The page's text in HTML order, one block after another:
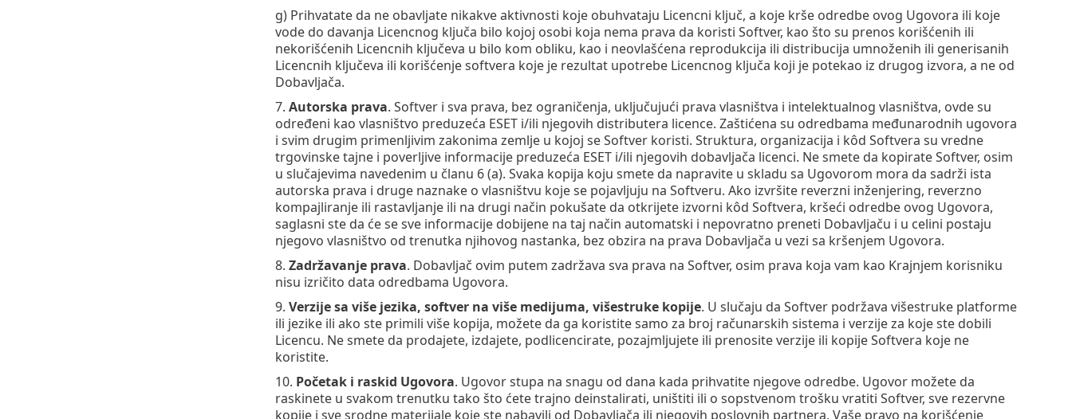
g) Prihvatate da ne obavljate nikakve aktivnosti koje obuhvataju Licencni ključ, a koje krše odredbe ovog Ugovora ili koje
vode do davanja Licencnog ključa bilo kojoj osobi koja nema prava da koristi Softver, kao što su prenos korišćenih ili
nekorišćenih Licencnih ključeva u bilo kom obliku, kao i neovlašćena reprodukcija ili distribucija umnoženih ili generisanih
Licencnih ključeva ili korišćenje softvera koje je rezultat upotrebe Licencnog ključa koji je potekao iz drugog izvora, a ne od
Dobavljača.
7. Autorska prava. Softver i sva prava, bez ograničenja, uključujući prava vlasništva i intelektualnog vlasništva, ovde su
određeni kao vlasništvo preduzeća ESET i/ili njegovih distributera licence. Zaštićena su odredbama međunarodnih ugovora
i svim drugim primenljivim zakonima zemlje u kojoj se Softver koristi. Struktura, organizacija i kôd Softvera su vredne
trgovinske tajne i poverljive informacije preduzeća ESET i/ili njegovih dobavljača licenci. Ne smete da kopirate Softver, osim
u slučajevima navedenim u članu 6 (a). Svaka kopija koju smete da napravite u skladu sa Ugovorom mora da sadrži ista
autorska prava i druge naznake o vlasništvu koje se pojavljuju na Softveru. Ako izvršite reverzni inženjering, reverzno
kompajliranje ili rastavljanje ili na drugi način pokušate da otkrijete izvorni kôd Softvera, kršeći odredbe ovog Ugovora,
saglasni ste da će se sve informacije dobijene na taj način automatski i nepovratno preneti Dobavljaču i u celini postaju
njegovo vlasništvo od trenutka njihovog nastanka, bez obzira na prava Dobavljača u vezi sa kršenjem Ugovora.
8. Zadržavanje prava. Dobavljač ovim putem zadržava sva prava na Softver, osim prava koja vam kao Krajnjem korisniku
nisu izričito data odredbama Ugovora.
9. Verzije sa više jezika, softver na više medijuma, višestruke kopije. U slučaju da Softver podržava višestruke platforme
ili jezike ili ako ste primili više kopija, možete da ga koristite samo za broj računarskih sistema i verzije za koje ste dobili
Licencu. Ne smete da prodajete, izdajete, podlicencirate, pozajmljujete ili prenosite verzije ili kopije Softvera koje ne
koristite.
10. Početak i raskid Ugovora. Ugovor stupa na snagu od dana kada prihvatite njegove odredbe. Ugovor možete da
raskinete u svakom trenutku tako što ćete trajno deinstalirati, uništiti ili o sopstvenom trošku vratiti Softver, sve rezervne
kopije i sve srodne materijale koje ste nabavili od Dobavljača ili njegovih poslovnih partnera. Vaše pravo na korišćenje